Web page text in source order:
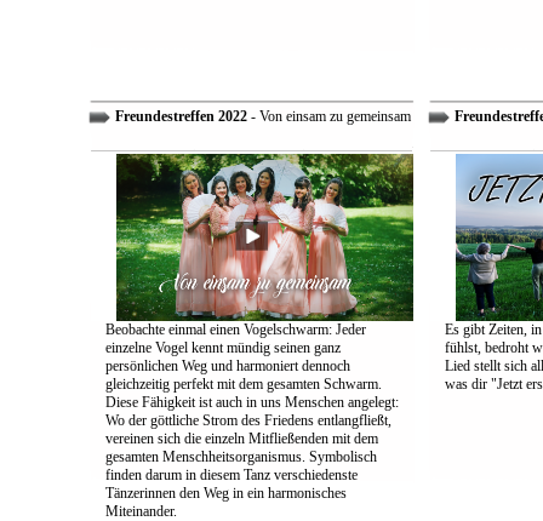
Freundestreffen 2022- Von einsam zu gemeinsam
Beobachte einmal einen Vogelschwarm: Jeder
einzelne Vogel kennt mündig seinen ganz
persönlichen Weg und harmoniert dennoch
gleichzeitig perfekt mit dem gesamten Schwarm.
Diese Fähigkeit ist auch in uns Menschen angelegt:
Wo der göttliche Strom des Friedens entlangfließt,
vereinen sich die einzeln Mitfließenden mit dem
gesamten Menschheitsorganismus. Symbolisch
finden darum in diesem Tanz verschiedenste
Tänzerinnen den Weg in ein harmonisches
Miteinander.
Es gibt Zeiten,
fühlst, bedroht
Lied stellt sich
was dir "Jetzt